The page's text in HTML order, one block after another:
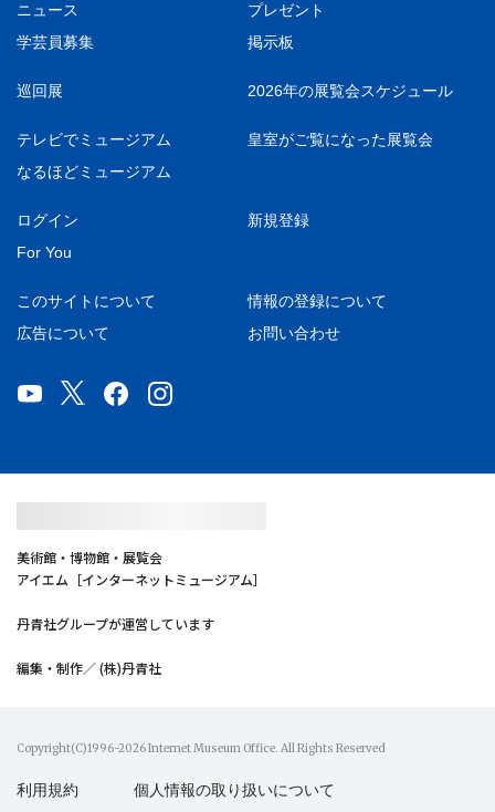
ニュース
プレゼント
学芸員募集
掲示板
巡回展 2026年の展覧会スケジュール
テレビでミュージアム
皇室がご覧になった展覧会
なるほどミュージアム
ログイン
新規登録
For You
このサイトについて
情報の登録について
広告について
お問い合わせ
美術館・博物館・展覧会
アイエム［インターネットミュージアム］
丹青社グループが運営しています
編集・制作／ (株)丹青社
Copyright(C)1996-2026 Internet Museum Office. All Rights Reserved
利用規約 個人情報の取り扱いについて